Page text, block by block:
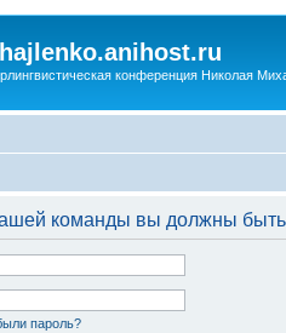
конференция Николая
команды вы должны
пароль?